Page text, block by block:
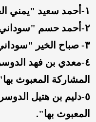
١-أحمد سعيد "يمني الجنسية".
٢-أحمد حسم "سوداني الجنسية".
٣- صباح الخير "سوداني الجنسية".
٤-معدي بن فهد
المشاركة المعبوث
٥-دليم بن هتيل
المعبوث بها".